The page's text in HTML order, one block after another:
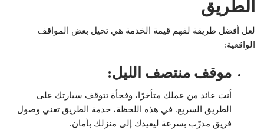
الطريق
لعل أفضل طريقة لفهم قيمة الخدمة هي تخيل بعض المواقف
الواقعية:
موقف منتصف الليل:
أنت عائد من عملك متأخرًا، وفجأة تتوقف سيارتك على
الطريق السريع. في هذه اللحظة، خدمة الطريق تعني وصول
فريق مدرّب بسرعة ليعيدك إلى منزلك بأمان.